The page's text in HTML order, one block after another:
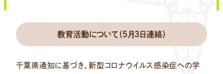
教育活動について（５月３日連絡）
千葉県通知に基づき、新型コロナウイルス感染症への学